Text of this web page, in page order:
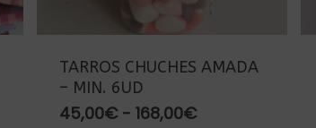
TARROS CHUCHES AMADA
– MIN. 6UD
45,00€ - 168,00€Rango